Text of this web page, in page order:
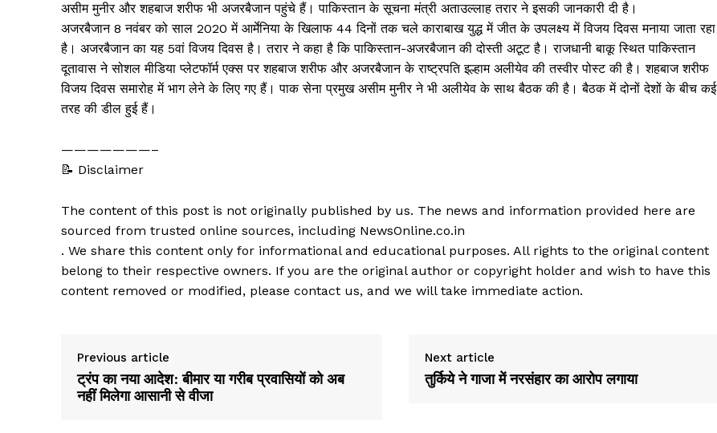
असीम मुनीर और शहबाज शरीफ भी अजरबैजान पहुंचे हैं। पाकिस्तान के सूचना मंत्री अताउल्लाह तरार ने इसकी जानकारी दी है।
अजरबैजान 8 नवंबर को साल 2020 में आर्मेनिया के खिलाफ 44 दिनों तक चले काराबाख युद्ध में जीत के उपलक्ष्य में विजय दिवस मनाया जाता रहा
है। अजरबैजान का यह 5वां विजय दिवस है। तरार ने कहा है कि पाकिस्तान-अजरबैजान की दोस्ती अटूट है। राजधानी बाकू स्थित पाकिस्तान
दूतावास ने सोशल मीडिया प्लेटफॉर्म एक्स पर शहबाज शरीफ और अजरबैजान के राष्ट्रपति इल्हाम अलीयेव की तस्वीर पोस्ट की है। शहबाज शरीफ
विजय दिवस समारोह में भाग लेने के लिए गए हैं। पाक सेना प्रमुख असीम मुनीर ने भी अलीयेव के साथ बैठक की है। बैठक में दोनों देशों के बीच कई
तरह की डील हुई हैं।
———————–
📝 Disclaimer
The content of this post is not originally published by us. The news and information provided here are
sourced from trusted online sources, including NewsOnline.co.in
. We share this content only for informational and educational purposes. All rights to the original content
belong to their respective owners. If you are the original author or copyright holder and wish to have this
content removed or modified, please contact us, and we will take immediate action.
Previous article
ट्रंप का नया आदेश: बीमार या गरीब प्रवासियों को अब
नहीं मिलेगा आसानी से वीजा
Next article
तुर्किये ने गाजा में नरसंहार का आरोप लगाया